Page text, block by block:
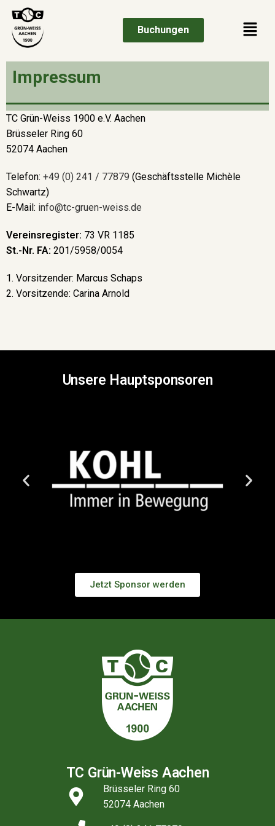
Buchungen
Impressum
TC Grün-Weiss 1900 e.V. Aachen
Brüsseler Ring 60
52074 Aachen
Telefon: +49 (0) 241 / 77879 (Geschäftsstelle Michèle
Schwartz)
E-Mail: info@tc-gruen-weiss.de
Vereinsregister: 73 VR 1185
St.-Nr. FA: 201/5958/0054
1. Vorsitzender: Marcus Schaps
2. Vorsitzende: Carina Arnold
Unsere Hauptsponsoren
Jetzt Sponsor werden
TC Grün-Weiss Aachen
Brüsseler Ring 60
52074 Aachen